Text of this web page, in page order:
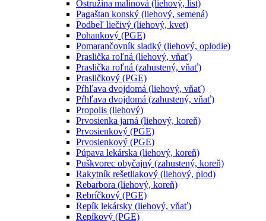
Ostružina malinová (liehový, list)
Pagaštan konský (liehový, semená)
Podbeľ liečivý (liehový, kvet)
Pohankový (PGE)
Pomarančovník sladký (liehový, oplodie)
Praslička roľná (liehový, vňať)
Praslička roľná (zahustený, vňať)
Prasličkový (PGE)
Pŕhľava dvojdomá (liehový, vňať)
Pŕhľava dvojdomá (zahustený, vňať)
Propolis (liehový)
Prvosienka jarná (liehový, koreň)
Prvosienkový (PGE)
Prvosienkový (PGE)
Púpava lekárska (liehový, koreň)
Puškvorec obyčajný (zahustený, koreň)
Rakytník rešetliakový (liehový, plod)
Rebarbora (liehový, koreň)
Rebríčkový (PGE)
Repík lekársky (liehový, vňať)
Repíkový (PGE)